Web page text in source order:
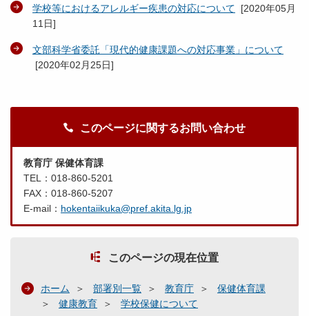
学校等におけるアレルギー疾患の対応について [2020年05月
11日]
文部科学省委託「現代的健康課題への対応事業」について
[2020年02月25日]
このページに関するお問い合わせ
教育庁 保健体育課
TEL：018-860-5201
FAX：018-860-5207
E-mail： hokentaiikuka@pref.akita.lg.jp
このページの現在位置
ホーム 部署別一覧 教育庁
保健体育課
健康教育
学校保健について